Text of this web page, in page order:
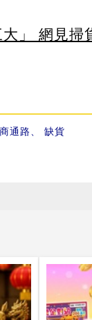
」 網見掃
通路、 缺貨